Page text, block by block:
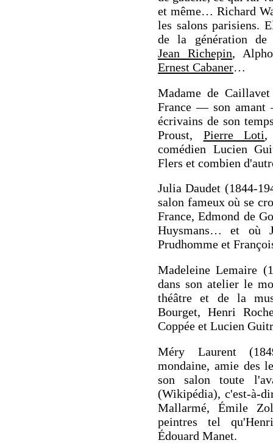
et même… Richard
les salons parisiens.
de la génération
Jean Richepin,
Ernest Cabaner…
Madame de
France — son amant
écrivains de son
Proust, Pierre Loti,
comédien Lucien
Flers et combien
Julia Daudet (1844-
salon fameux où se
France, Edmond de
Huysmans… et où
Prudhomme et
Madeleine Lemaire
dans son atelier le
théâtre et de la
Bourget, Henri
Coppée et Lucien
Méry Laurent
mondaine, amie des
son salon toute
(Wikipédia), c'est-à-
Mallarmé, Émile
peintres tel
Édouard Manet.